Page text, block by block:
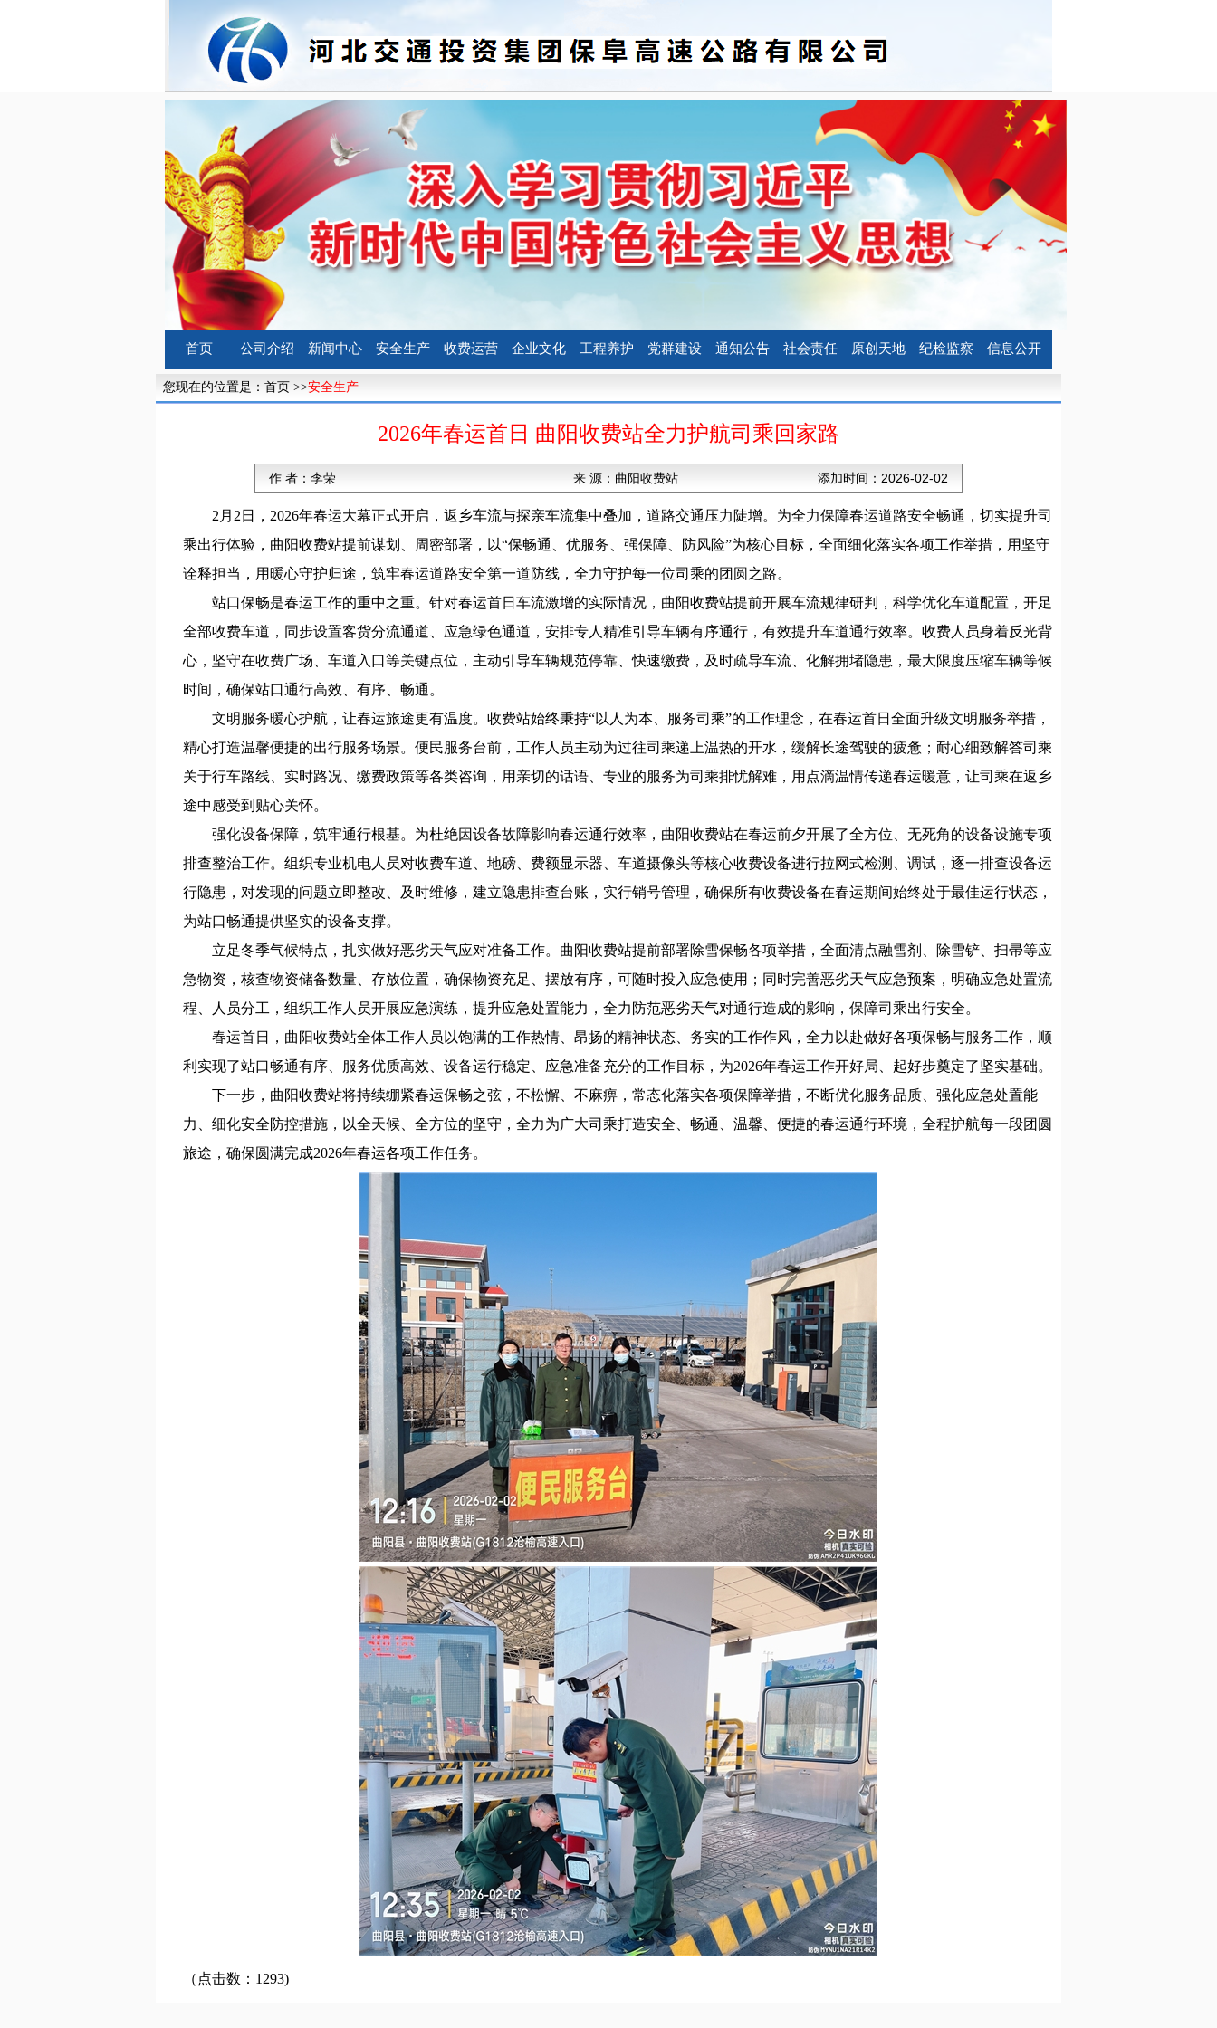
首页 公司介绍 新闻中心 安全生产 收费运营 企业文化 工程养护 党群建设 通知公告 社会责任 原创天地 纪检监察 信息公开
您现在的位置是： 首页 >>安全生产
2026年春运首日 曲阳收费站全力护航司乘回家路
作 者： 李荣 来 源： 曲阳收费站 添加时间： 2026-02-02
2月2日，2026年春运大幕正式开启，返乡车流与探亲车流集中叠加，道路交通压力陡增。为全力保障春运道路安全畅通，切实提升司
乘出行体验，曲阳收费站提前谋划、周密部署，以“保畅通、优服务、强保障、防风险”为核心目标，全面细化落实各项工作举措，用坚守
诠释担当，用暖心守护归途，筑牢春运道路安全第一道防线，全力守护每一位司乘的团圆之路。
站口保畅是春运工作的重中之重。针对春运首日车流激增的实际情况，曲阳收费站提前开展车流规律研判，科学优化车道配置，开足
全部收费车道，同步设置客货分流通道、应急绿色通道，安排专人精准引导车辆有序通行，有效提升车道通行效率。收费人员身着反光背
心，坚守在收费广场、车道入口等关键点位，主动引导车辆规范停靠、快速缴费，及时疏导车流、化解拥堵隐患，最大限度压缩车辆等候
时间，确保站口通行高效、有序、畅通。
文明服务暖心护航，让春运旅途更有温度。收费站始终秉持“以人为本、服务司乘”的工作理念，在春运首日全面升级文明服务举措，
精心打造温馨便捷的出行服务场景。便民服务台前，工作人员主动为过往司乘递上温热的开水，缓解长途驾驶的疲惫；耐心细致解答司乘
关于行车路线、实时路况、缴费政策等各类咨询，用亲切的话语、专业的服务为司乘排忧解难，用点滴温情传递春运暖意，让司乘在返乡
途中感受到贴心关怀。
强化设备保障，筑牢通行根基。为杜绝因设备故障影响春运通行效率，曲阳收费站在春运前夕开展了全方位、无死角的设备设施专项
排查整治工作。组织专业机电人员对收费车道、地磅、费额显示器、车道摄像头等核心收费设备进行拉网式检测、调试，逐一排查设备运
行隐患，对发现的问题立即整改、及时维修，建立隐患排查台账，实行销号管理，确保所有收费设备在春运期间始终处于最佳运行状态，
为站口畅通提供坚实的设备支撑。
立足冬季气候特点，扎实做好恶劣天气应对准备工作。曲阳收费站提前部署除雪保畅各项举措，全面清点融雪剂、除雪铲、扫帚等应
急物资，核查物资储备数量、存放位置，确保物资充足、摆放有序，可随时投入应急使用；同时完善恶劣天气应急预案，明确应急处置流
程、人员分工，组织工作人员开展应急演练，提升应急处置能力，全力防范恶劣天气对通行造成的影响，保障司乘出行安全。
春运首日，曲阳收费站全体工作人员以饱满的工作热情、昂扬的精神状态、务实的工作作风，全力以赴做好各项保畅与服务工作，顺
利实现了站口畅通有序、服务优质高效、设备运行稳定、应急准备充分的工作目标，为2026年春运工作开好局、起好步奠定了坚实基础。
下一步，曲阳收费站将持续绷紧春运保畅之弦，不松懈、不麻痹，常态化落实各项保障举措，不断优化服务品质、强化应急处置能
力、细化安全防控措施，以全天候、全方位的坚守，全力为广大司乘打造安全、畅通、温馨、便捷的春运通行环境，全程护航每一段团圆
旅途，确保圆满完成2026年春运各项工作任务。
（点击数：1293)